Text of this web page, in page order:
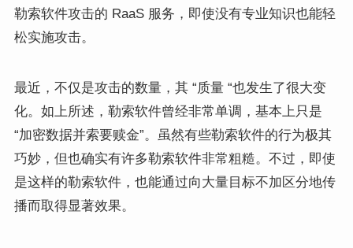
勒索软件攻击的 RaaS 服务，即使没有专业知识也能轻
松实施攻击。
最近，不仅是攻击的数量，其 “质量 “也发生了很大变
化。如上所述，勒索软件曾经非常单调，基本上只是
“加密数据并索要赎金”。虽然有些勒索软件的行为极其
巧妙，但也确实有许多勒索软件非常粗糙。不过，即使
是这样的勒索软件，也能通过向大量目标不加区分地传
播而取得显著效果。